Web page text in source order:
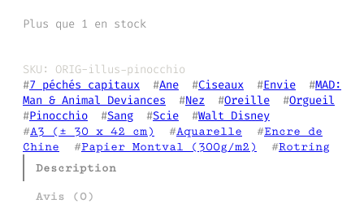
Plus que 1 en stock
SKU:
ORIG-illus-pinocchio
#7 péchés capitaux
  #
Ane
  #
Ciseaux
  #
Envie
  #
MAD:
Man & Animal Deviances
  #
Nez
  #
Oreille
  #
Orgueil
#Pinocchio
  #
Sang
  #
Scie
  #
Walt Disney
#A3 (± 30 x 42 cm)
  #
Aquarelle
  #
Encre de
Chine
  #
Papier Montval (300g/m2)
  #
Rotring
Description
Avis (0)